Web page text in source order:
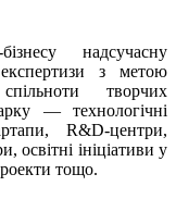
надсучасну
з метою
творчих
— технологічні
R&D-центри,
освітні ініціативи у
тощо.